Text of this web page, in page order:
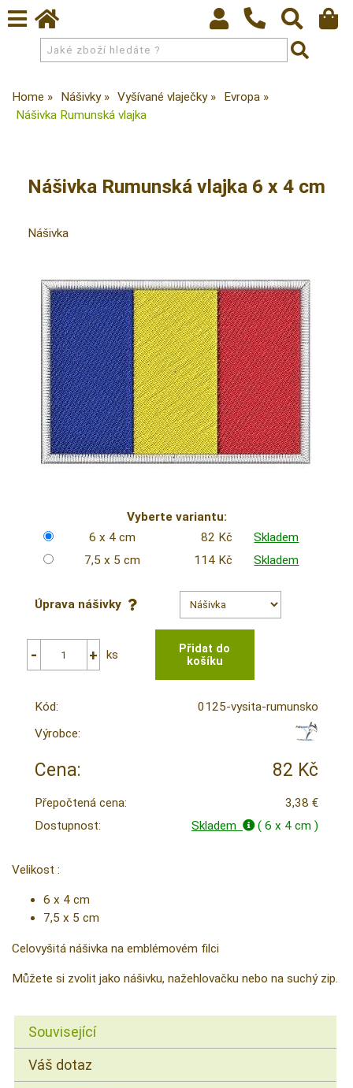
Home Nášivky Vyšívané vlaječky
Evropa
Nášivka Rumunská vlajka
Nášivka Rumunská vlajka 6 x 4 cm
Nášivka
Vyberte variantu:
6 x 4 cm
82 Kč
Skladem
7,5 x 5 cm
114 Kč Skladem
Úprava nášivky
ks
Kód:
0125-vysita-rumunsko
Výrobce:
Cena: 82 Kč
Přepočtená cena:
3,38 €
Dostupnost:
Skladem ( 6 x 4 cm )
Velikost :
6 x 4 cm
7,5 x 5 cm
Celovyšitá nášivka na emblémovém filci
Můžete si zvolit jako nášivku, nažehlovačku nebo na suchý zip.
Související
Váš dotaz